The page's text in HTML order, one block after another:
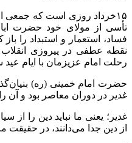
۱۵خرداد روزی است که جمعی
تأسی از مولای خود حضرت
فساد، استعمار و استبداد را
نقطه عطفی در پیروزی
رحلت امام عزیزمان با ایام
حضرت امام خمینی (ره)
غدیر در دوران معاصر بود و آن
غدیر؛ یعنی ما نباید دین را از
از دین جدا می‌دانند، در حقیقت